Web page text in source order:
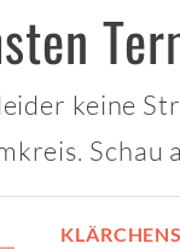
keine
Schau